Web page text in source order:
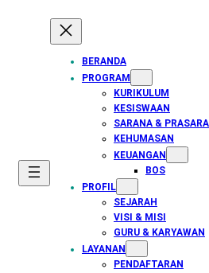
BERANDA
PROGRAM
KURIKULUM
KESISWAAN
SARANA &
KEHUMASAN
KEUANGAN
BOS
PROFIL
SEJARAH
VISI & MISI
GURU & KARYAWAN
LAYANAN
PENDAFTARAN